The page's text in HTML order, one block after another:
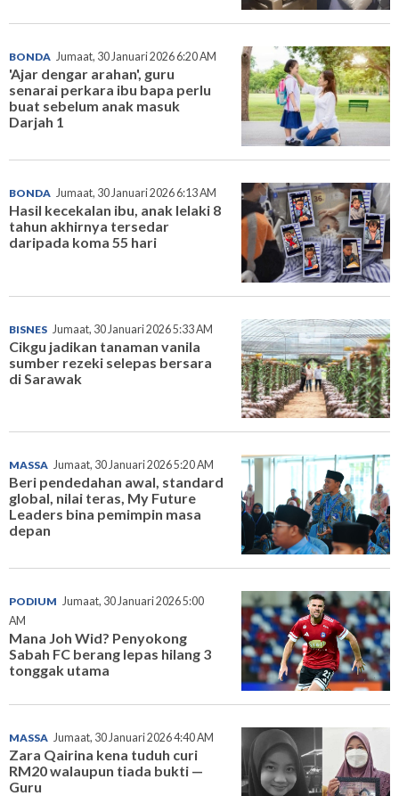
BONDA Jumaat, 30 Januari 2026 6:20 AM
'Ajar dengar arahan', guru
senarai perkara ibu bapa perlu
buat sebelum anak masuk
Darjah 1
BONDA Jumaat, 30 Januari 2026 6:13 AM
Hasil kecekalan ibu, anak lelaki 8
tahun akhirnya tersedar
daripada koma 55 hari
BISNES Jumaat, 30 Januari 2026 5:33 AM
Cikgu jadikan tanaman vanila
sumber rezeki selepas bersara
di Sarawak
MASSA Jumaat, 30 Januari 2026 5:20 AM
Beri pendedahan awal, standard
global, nilai teras, My Future
Leaders bina pemimpin masa
depan
PODIUM Jumaat, 30 Januari 2026 5:00
AM
Mana Joh Wid? Penyokong
Sabah FC berang lepas hilang 3
tonggak utama
MASSA Jumaat, 30 Januari 2026 4:40 AM
Zara Qairina kena tuduh curi
RM20 walaupun tiada bukti —
Guru